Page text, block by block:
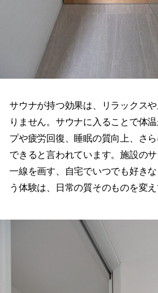
サウナが持つ効果は、リラックス
りません。サウナに入ることで体
プや疲労回復、睡眠の質向上、さ
できると言われています。施設の
一線を画す、自宅でいつでも好き
う体験は、日常の質そのものを変え